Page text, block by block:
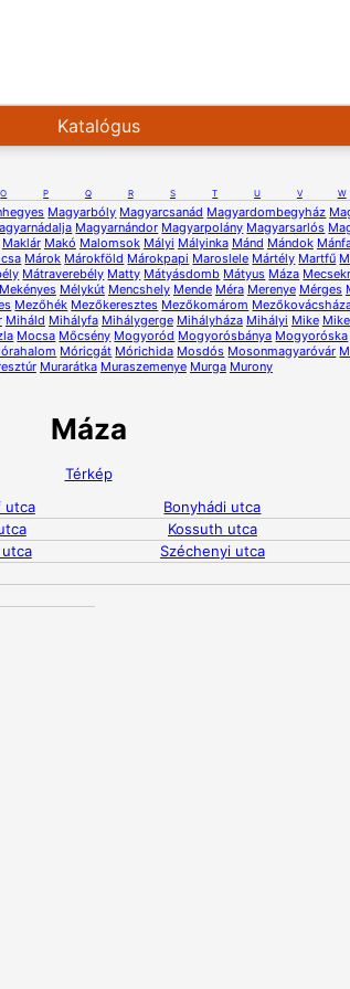
Katalógus
O P Q R S T U V W
Magyarbóly Magyarcsanád Magyardombegyház
Magyarnándor Magyarpolány Magyarsarlós
Maklár Makó Malomsok Mályi Mályinka Mánd Mándok
Márok Márokföld Márokpapi Maroslele Mártély Martfű
Mátraverebély Matty Mátyásdomb Mátyus Máza
Mekényes Mélykút Mencshely Mende Méra Merenye Mérges
Mezőhék Mezőkeresztes Mezőkomárom
Miháld Mihályfa Mihálygerge Mihályháza Mihályi Mike
Mocsa Mőcsény Mogyoród Mogyorósbánya Mogyoróska
Móricgát Mórichida Mosdós Mosonmagyaróvár
Murarátka Muraszemenye Murga Murony
Máza
Térkép
utca Bonyhádi utca
Kossuth utca
utca Széchenyi utca